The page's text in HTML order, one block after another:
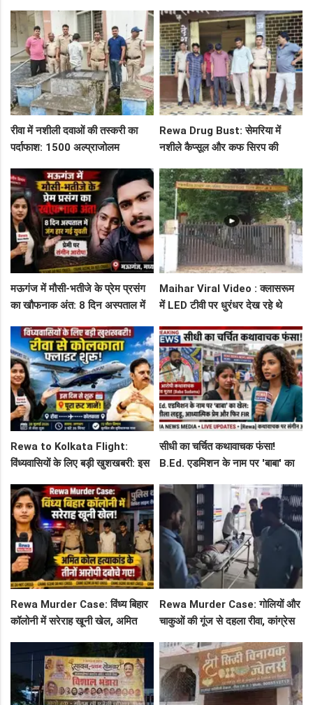
पर निकली भर्ती!
एक्शन लेटर
रीवा में नशीली दवाओं की तस्करी का
पर्दाफाश: 1500 अल्प्राजोलम
सप्लाई चेन
Rewa Drug Bust: सेमरिया में
नशीले कैप्सूल और कफ सिरप की
के पीछे
मऊगंज में मौसी-भतीजे के प्रेम प्रसंग
का खौफनाक अंत: 8 दिन अस्पताल में
आरोप!
Maihar Viral Video : क्लासरूम
में LED टीवी पर धुरंधर देख रहे थे
शिकायत
Rewa to Kolkata Flight:
विंध्यवासियों के लिए बड़ी खुशखबरी: इस
फ्लाइट, जानें पूरा रूट!
सीधी का चर्चित कथावाचक फंसा!
B.Ed. एडमिशन के नाम पर 'बाबा' का
और फिर FIR
Rewa Murder Case: विंध्य बिहार
कॉलोनी में सरेराह खूनी खेल, अमित
Rewa Murder Case: गोलियों और
चाकुओं की गूंज से दहला रीवा, कांग्रेस
गिरफ्तार!